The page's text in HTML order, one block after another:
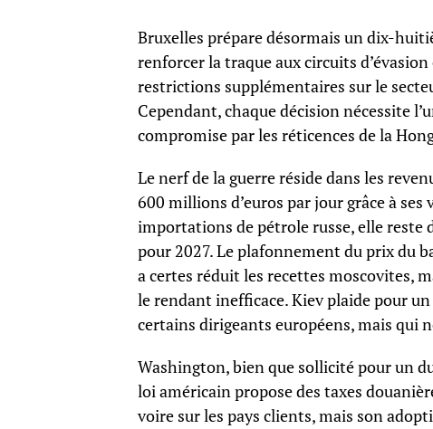
Bruxelles prépare désormais un dix-
renforcer la traque aux circuits
restrictions supplémentaires sur le
Cependant, chaque décision nécessite
compromise par les réticences de la
Le nerf de la guerre réside dans les
600 millions d’euros par jour grâce à ses
importations de pétrole russe, elle reste
pour 2027. Le plafonnement du prix du
a certes réduit les recettes moscovites,
le rendant inefficace. Kiev plaide pour
certains dirigeants européens, mais qui
Washington, bien que sollicité pour un
loi américain propose des taxes
voire sur les pays clients, mais son